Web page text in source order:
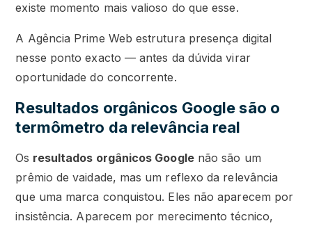
existe momento mais valioso do que esse.
A Agência Prime Web estrutura presença digital
nesse ponto exacto — antes da dúvida virar
oportunidade do concorrente.
Resultados orgânicos Google são o
termômetro da relevância real
Os resultados orgânicos Googlenão são um
prêmio de vaidade, mas um reflexo da relevância
que uma marca conquistou. Eles não aparecem por
insistência. Aparecem por merecimento técnico,